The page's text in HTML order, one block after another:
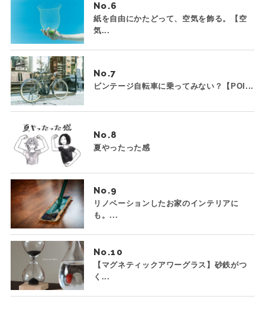
No.
紙を自由にかたどって、空気を飾る。【空
気...
No.
ビンテージ自転車に乗ってみない？【POI...
No.
夏やったった感
No.
リノベーションしたお家のインテリアに
も。...
No.
【マグネティックアワーグラス】砂鉄がつ
く...